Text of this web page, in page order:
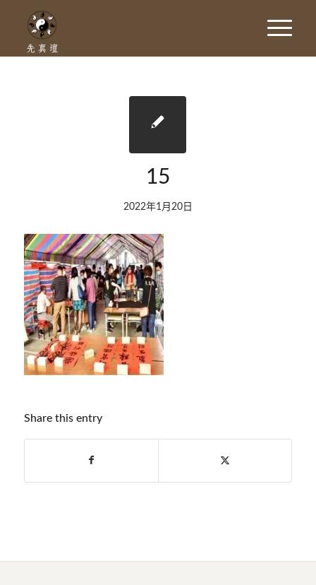
15
2022年1月20日
Share this entry